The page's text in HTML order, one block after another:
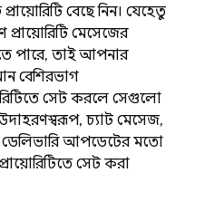
বেছে নিন। যেহেতু
মেসেজের
পারে, তাই আপনার
বেশিরভাগ
সেট করলে সেগুলো
চ্যাট মেসেজ,
ডেলিভারি আপডেটের মতো
সেট করা